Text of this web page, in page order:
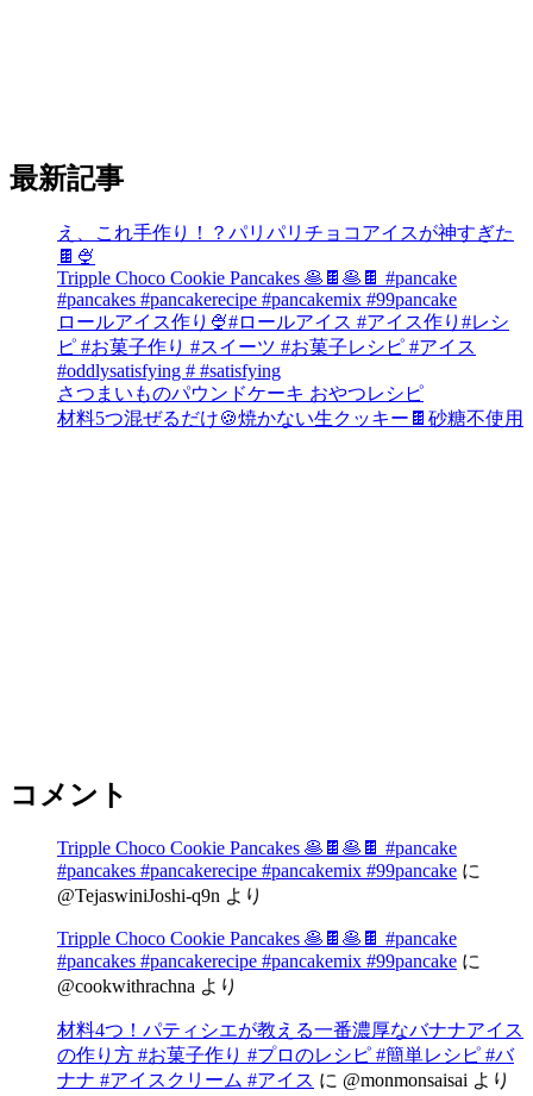
最新記事
え、これ手作り！？パリパリチョコアイスが神すぎた
🍫🍨
Tripple Choco Cookie Pancakes 🥞🍫🥞🍫 #pancake
#pancakes #pancakerecipe #pancakemix #99pancake
ロールアイス作り🍨#ロールアイス #アイス作り#レシ
ピ #お菓子作り #スイーツ #お菓子レシピ #アイス
#oddlysatisfying # #satisfying⁠
さつまいものパウンドケーキ おやつレシピ
材料5つ混ぜるだけ🍪焼かない生クッキー🍫砂糖不使用
コメント
Tripple Choco Cookie Pancakes 🥞🍫🥞🍫 #pancake
#pancakes #pancakerecipe #pancakemix #99pancake に
@TejaswiniJoshi-q9n より
Tripple Choco Cookie Pancakes 🥞🍫🥞🍫 #pancake
#pancakes #pancakerecipe #pancakemix #99pancake に
@cookwithrachna より
材料4つ！パティシエが教える一番濃厚なバナナアイス
の作り方 #お菓子作り #プロのレシピ #簡単レシピ #バ
ナナ #アイスクリーム #アイス に @monmonsaisai より